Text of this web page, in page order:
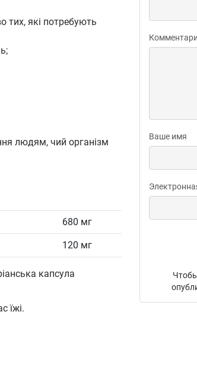
тих, які потребують
людям, чий організм
680 мг
120 мг
капсула
їжі.
Ваше имя